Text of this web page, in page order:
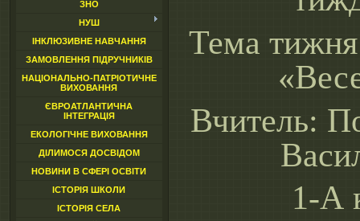
ЗНО
НУШ
ІНКЛЮЗИВНЕ НАВЧАННЯ
ЗАМОВЛЕННЯ ПІДРУЧНИКІВ
НАЦІОНАЛЬНО-ПАТРІОТИЧНЕ
ВИХОВАННЯ
ЄВРОАТЛАНТИЧНА
ІНТЕГРАЦІЯ
ЕКОЛОГІЧНЕ ВИХОВАННЯ
ДІЛИМОСЯ ДОСВІДОМ
НОВИНИ В СФЕРІ ОСВІТИ
ІСТОРІЯ ШКОЛИ
ІСТОРІЯ СЕЛА
Тема
Вчитель:
1-А